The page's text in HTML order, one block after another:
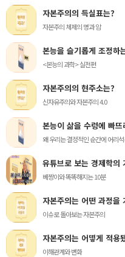
자본주의의 득실표는?
자본주의 체제의 명과 암
본능을 슬기롭게 조정하
<본능의 과학> 실전편
자본주의의 현주소는?
신자유주의와 자본주의 4.0
본능이 삶을 수렁에 빠뜨
왜 우리는 결정적인 순간에 어리
유튜브로 보는 경제학의
베짱이와 똑똑해지는 10분
자본주의는 어떤 과정을
이슈로 돌아보는 자본주의
자본주의는 어떻게 적용
이해관계와 변화